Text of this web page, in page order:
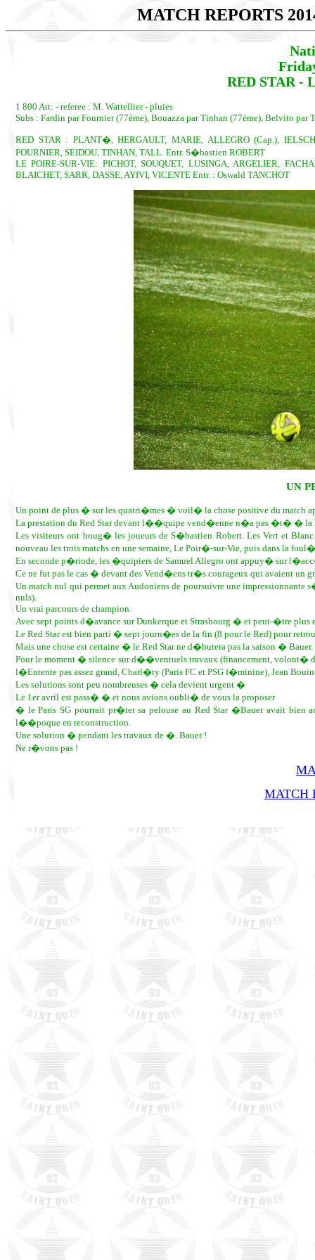
MATCH REPORTS
RED STAR -
1 800 Att: - referee : M. Wattellier - pluies
Subs : Fardin par Fournier (77ème), Bouazza par Tinhan (77ème), Belvito par
RED STAR : PLANT�, HERGAULT, MARIE, ALLEGRO (Cap.),
FOURNIER, SEIDOU, TINHAN, TALL. Entr. S�bastien ROBERT
LE POIRE-SUR-VIE: PICHOT, SOUQUET, LUSINGA, ARGELIER,
BLAICHET, SARR, DASSE, AYIVI, VICENTE Entr. : Oswald TANCHOT
UN
Un point de plus � sur les quatri�mes � voil� la chose positive du match
La prestation du Red Star devant l��quipe vend�enne n�a pas �t� �
Les visiteurs ont boug� les joueurs de S�bastien Robert. Les Vert et
nouveau les trois matchs en une semaine, Le Poir�-sur-Vie, puis dans la
En seconde p�riode, les �quipiers de Samuel Allegro ont appuy� sur
Ce ne fut pas le cas � devant des Vend�ens tr�s courageux qui avaient un
Un match nul qui permet aux Audoniens de poursuivre une
nuls).
Un vrai parcours de champion.
Avec sept points d�avance sur Dunkerque et Strasbourg � et peut-�tre
Le Red Star est bien parti � sept journ�es de la fin (8 pour le Red) pour
Mais une chose est certaine � le Red Star ne d�butera pas la saison � Bauer.
Pour le moment � silence sur d��ventuels travaux (financement, volont�
l�Entente pas assez grand, Charl�ty (Paris FC et PSG f�minine), Jean
Les solutions sont peu nombreuses � cela devient urgent �
Le 1er avril est pass� � et nous avions oubli� de vous la proposer
� le Paris SG pourrait pr�ter sa pelouse au Red Star �Bauer avait
l��poque en reconstruction.
Une solution � pendant les travaux de �. Bauer !
Ne r�vons pas !
MATCH